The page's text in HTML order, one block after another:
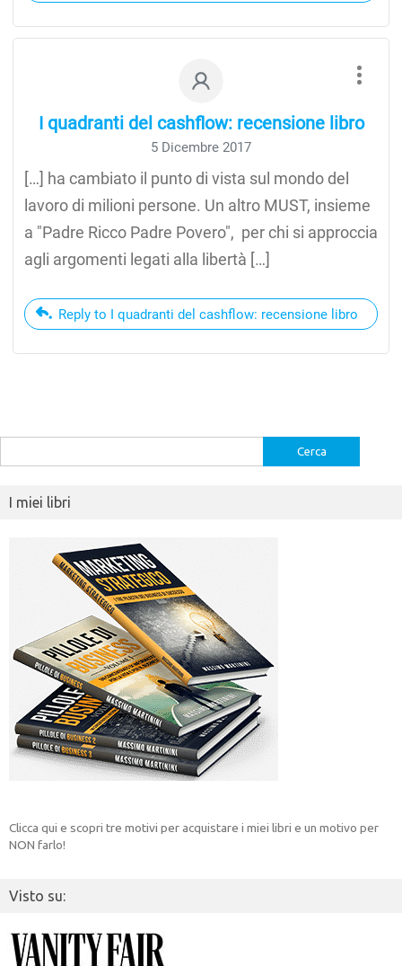
I quadranti del cashflow: recensione libro
5 Dicembre 2017
[…] ha cambiato il punto di vista sul mondo del
lavoro di milioni persone. Un altro MUST, insieme
a "Padre Ricco Padre Povero", per chi si approccia
agli argomenti legati alla libertà […]
Reply to I quadranti del cashflow: recensione libro
per:
I miei libri
Clicca qui e scopri tre motivi per acquistare i miei libri e un motivo per
NON farlo!
Visto su: